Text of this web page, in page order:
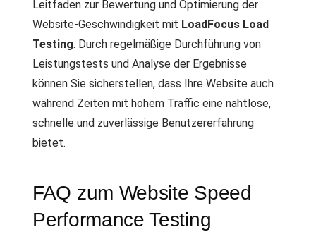
Leitfaden zur Bewertung und Optimierung der
Website-Geschwindigkeit mit LoadFocus Load
Testing. Durch regelmäßige Durchführung von
Leistungstests und Analyse der Ergebnisse
können Sie sicherstellen, dass Ihre Website auch
während Zeiten mit hohem Traffic eine nahtlose,
schnelle und zuverlässige Benutzererfahrung
bietet.
FAQ zum Website Speed
Performance Testing